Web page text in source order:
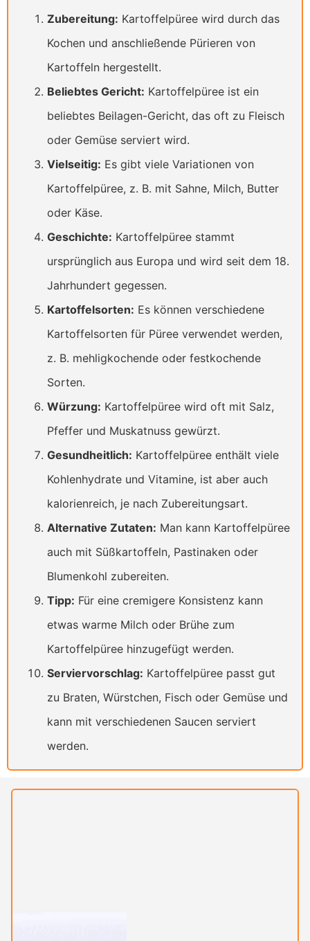
Zubereitung: Kartoffelpüree wird durch das
Kochen und anschließende Pürieren von
Kartoffeln hergestellt.
Beliebtes Gericht: Kartoffelpüree ist ein
beliebtes Beilagen-Gericht, das oft zu Fleisch
oder Gemüse serviert wird.
Vielseitig: Es gibt viele Variationen von
Kartoffelpüree, z. B. mit Sahne, Milch, Butter
oder Käse.
Geschichte: Kartoffelpüree stammt
ursprünglich aus Europa und wird seit dem 18.
Jahrhundert gegessen.
Kartoffelsorten: Es können verschiedene
Kartoffelsorten für Püree verwendet werden,
z. B. mehligkochende oder festkochende
Sorten.
Würzung: Kartoffelpüree wird oft mit Salz,
Pfeffer und Muskatnuss gewürzt.
Gesundheitlich: Kartoffelpüree enthält viele
Kohlenhydrate und Vitamine, ist aber auch
kalorienreich, je nach Zubereitungsart.
Alternative Zutaten: Man kann Kartoffelpüree
auch mit Süßkartoffeln, Pastinaken oder
Blumenkohl zubereiten.
Tipp: Für eine cremigere Konsistenz kann
etwas warme Milch oder Brühe zum
Kartoffelpüree hinzugefügt werden.
Serviervorschlag: Kartoffelpüree passt gut
zu Braten, Würstchen, Fisch oder Gemüse und
kann mit verschiedenen Saucen serviert
werden.